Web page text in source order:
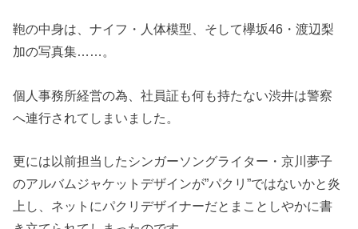
鞄の中身は、ナイフ・人体模型、そして欅坂46・渡辺梨
加の写真集……。
個人事務所経営の為、社員証も何も持たない渋井は警察
へ連行されてしまいました。
更には以前担当したシンガーソングライター・京川夢子
のアルバムジャケットデザインが”パクリ”ではないかと炎
上し、ネットにパクリデザイナーだとまことしやかに書